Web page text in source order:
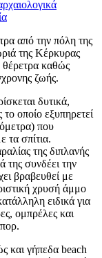
από την πόλη της
της Κέρκυρας
θέρετρα καθώς
ζωής.
δυτικά,
το οποίο εξυπηρετεί
που
τα σπίτια.
της διπλανής
της συνδέει την
βραβευθεί με
χρυσή άμμο
ειδικά για
ομπρέλες και
και γήπεδα beach